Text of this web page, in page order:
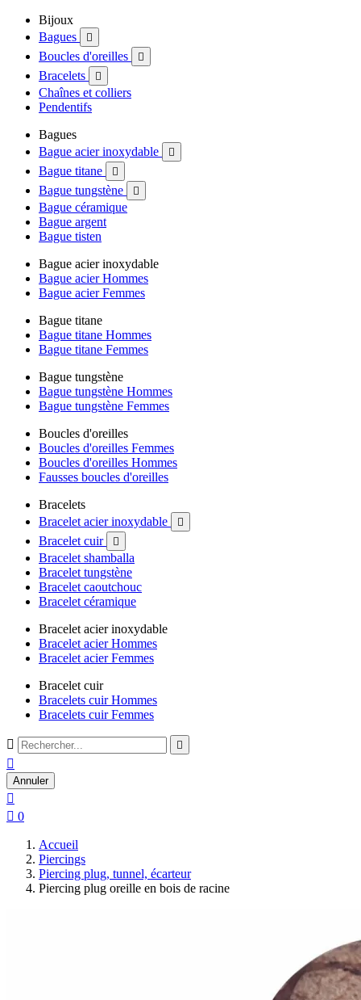
Bijoux
Bagues

Boucles d'oreilles 
Bracelets 
Chaînes et colliers
Pendentifs
Bagues
Bague acier inoxydable

Bague titane 
Bague tungstène 
Bague céramique
Bague argent
Bague tisten
Bague acier inoxydable
Bague acier Hommes
Bague acier Femmes
Bague titane
Bague titane Hommes
Bague titane Femmes
Bague tungstène
Bague tungstène Hommes
Bague tungstène Femmes
Boucles d'oreilles
Boucles d'oreilles Femmes
Boucles d'oreilles Hommes
Fausses boucles d'oreilles
Bracelets
Bracelet acier inoxydable

Bracelet cuir 
Bracelet shamballa
Bracelet tungstène
Bracelet caoutchouc
Bracelet céramique
Bracelet acier inoxydable
Bracelet acier Hommes
Bracelet acier Femmes
Bracelet cuir
Bracelets cuir Hommes
Bracelets cuir Femmes
 

Annuler

 0
Accueil
Piercings
Piercing plug, tunnel, écarteur
Piercing plug oreille en bois de racine